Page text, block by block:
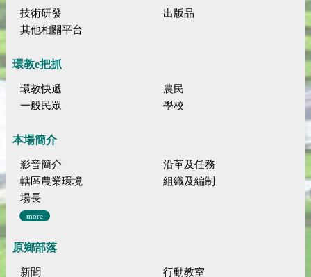
技術研發
出版品
其他相關平台
環教e把抓
環教快遞
農民
一般民眾
學校
本場簡介
影音簡介
沿革及任務
轄區農業環境
組織及編制
場長
more
原鄉部落
新聞 行動教室